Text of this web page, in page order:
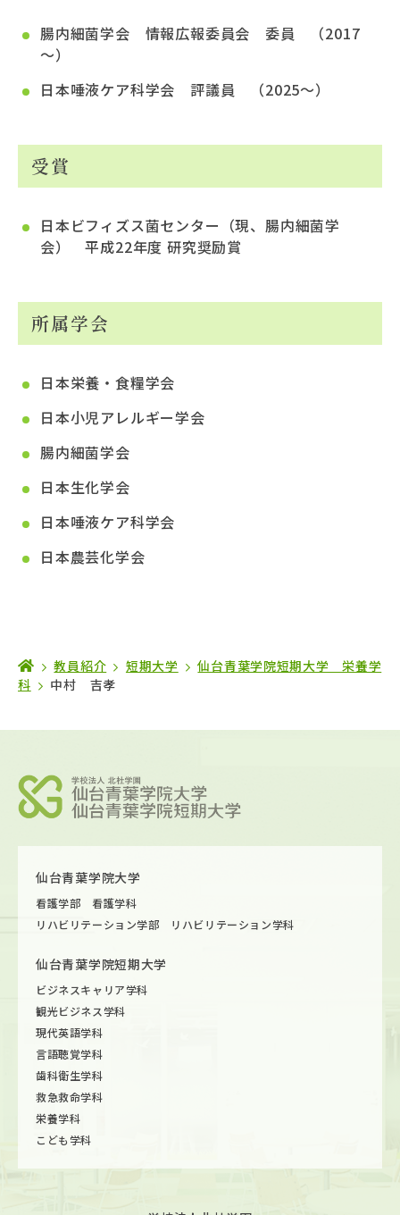
腸内細菌学会 情報広報委員会 委員 （2017
～）
日本唾液ケア科学会 評議員 （2025～）
受賞
日本ビフィズス菌センター（現、腸内細菌学
会） 平成22年度 研究奨励賞
所属学会
日本栄養・食糧学会
日本小児アレルギー学会
腸内細菌学会
日本生化学会
日本唾液ケア科学会
日本農芸化学会
教員紹介 短期大学
仙台青葉学院短期大学 栄養学
科
中村 吉孝
仙台青葉学院大学
看護学部 看護学科
リハビリテーション学部 リハビリテーション学科
仙台青葉学院短期大学
ビジネスキャリア学科
観光ビジネス学科
現代英語学科
言語聴覚学科
歯科衛生学科
救急救命学科
栄養学科
こども学科